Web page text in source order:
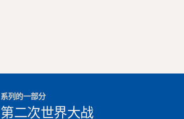
系列的一部分
第二次世界大战